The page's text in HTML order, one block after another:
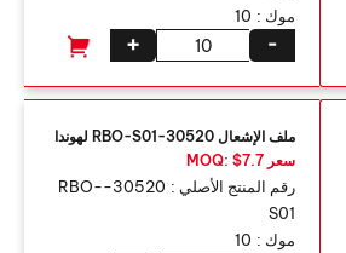
موك : 10
+ -
ملف الإشعال 30520-RBO-S01 لهوندا
سعر MOQ: $7.7
رقم المنتج الأصلي :
30520-RBO-
S01
موك : 10